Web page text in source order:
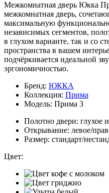
Межкомнатная дверь Юкка
межкомнатная дверь,
максимальную
независимых сегментов,
в глухом варианте, так и со
пространства в вашем
подчёркивается идеальной
эргономичностью.
Бренд: ЮККА
Коллекция: Прима
Модель: Прима 3
Полотно двери: глухое
Открывание: левое/
Размер: стандарт/
Цвет: